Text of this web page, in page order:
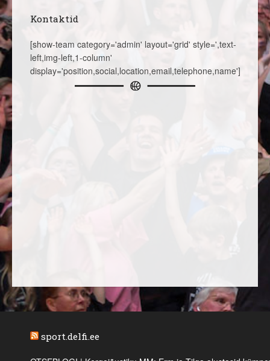
Kontaktid
[show-team category='admin' layout='grid' style=',text-
left,img-left,1-column'
display='position,social,location,email,telephone,name']
sport.delfi.ee